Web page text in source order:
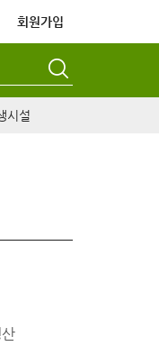
회원가입
시설